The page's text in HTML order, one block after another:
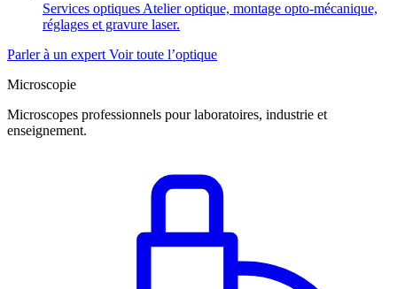
Services optiques Atelier optique, montage opto-mécanique,
réglages et gravure laser.
Parler à un expert Voir toute l’optique
Microscopie
Microscopes professionnels pour laboratoires, industrie et
enseignement.